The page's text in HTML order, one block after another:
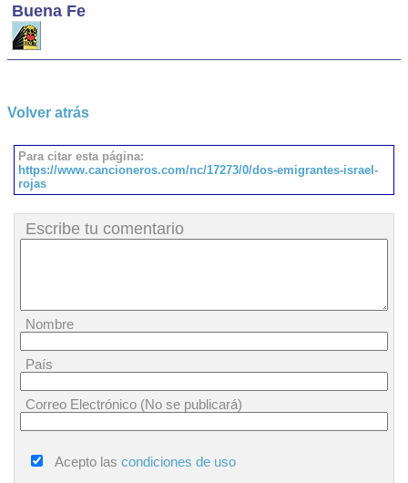
Buena Fe
Volver atrás
Para citar esta página:
https://www.cancioneros.com/nc/17273/0/dos-emigrantes-israel-
rojas
Escribe tu comentario
Nombre
País
Correo Electrónico (No se publicará)
Acepto las condiciones de uso